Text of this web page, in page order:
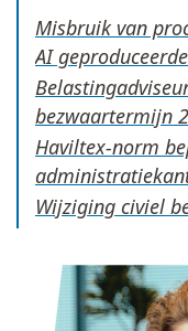
Misbruik van
AI
bezwaartermijn
Haviltex-norm
Wijziging civiel